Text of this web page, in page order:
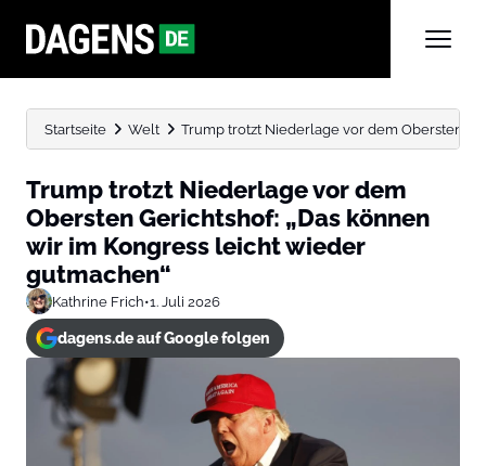
Startseite Welt Trump trotzt Niederlage vor dem Obersten
Trump trotzt Niederlage vor dem
Obersten Gerichtshof: „Das können
wir im Kongress leicht wieder
gutmachen“
Kathrine Frich•1. Juli 2026
dagens.de auf Google folgen